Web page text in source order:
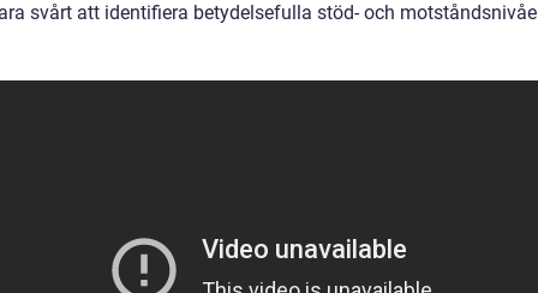
svårt att identifiera betydelsefulla stöd- och